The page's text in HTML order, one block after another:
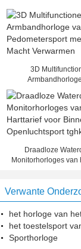
3D
Macht
Draadloze
Monitorhorloges van
Verwante
het horloge van
het toestelsport
Sporthorloge